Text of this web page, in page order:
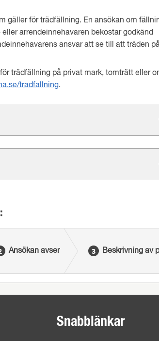
gäller för trädfällning. En ansökan om
arrendeinnehavaren bekostar godkänd
ansvar att se till att träden
trädfällning på privat mark, tomträtt eller
tradfallning.
Ansökan avser Beskrivning av
Snabblänkar